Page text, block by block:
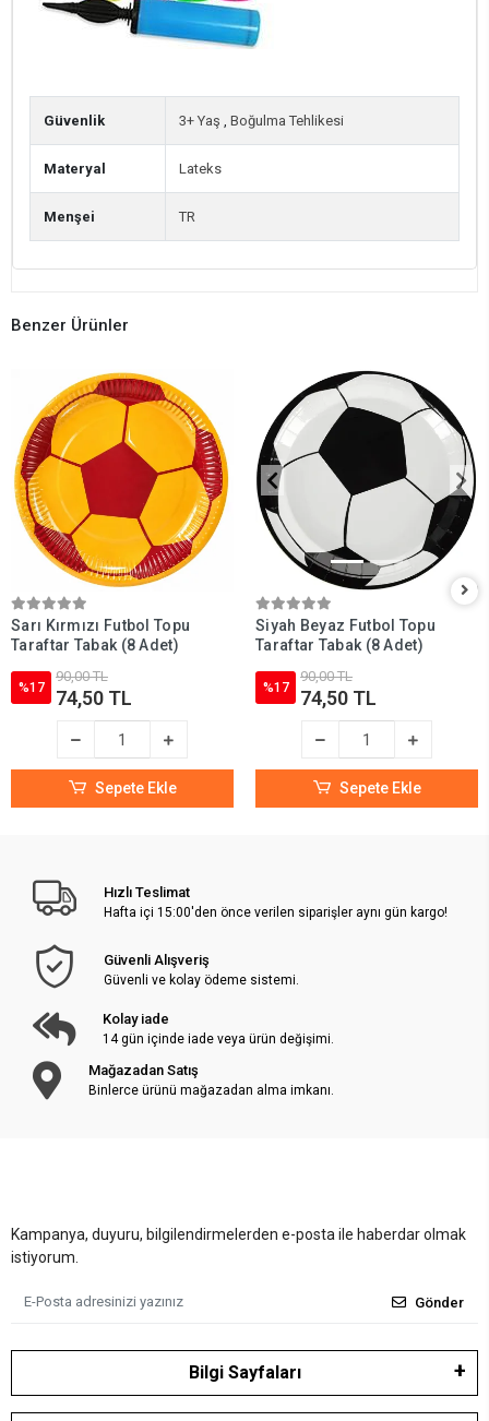
Güvenlik 3+ Yaş , Boğulma Tehlikesi
Materyal Lateks
Menşei TR
Benzer Ürünler
Sarı Kırmızı Futbol Topu
Taraftar Tabak (8 Adet)
%17
90,00 TL
74,50 TL
Sepete Ekle
Siyah Beyaz Futbol Topu
Taraftar Tabak (8 Adet)
%17
90,00 TL
74,50 TL
Sepete Ekle
Hızlı Teslimat
Hafta içi 15:00'den önce verilen siparişler aynı gün kargo!
Güvenli Alışveriş
Güvenli ve kolay ödeme sistemi.
Kolay iade
14 gün içinde iade veya ürün değişimi.
Mağazadan Satış
Binlerce ürünü mağazadan alma imkanı.
Kampanya, duyuru, bilgilendirmelerden e-posta ile haberdar olmak
istiyorum.
Gönder
Bilgi Sayfaları